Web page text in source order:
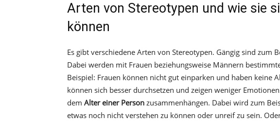
Arten von Stereotypen und wie sie
können
Es gibt verschiedene Arten von Stereotypen. Gängig sind zum
Dabei werden mit Frauen beziehungsweise Männern
Beispiel: Frauen können nicht gut einparken und haben keine
können sich besser durchsetzen und zeigen weniger
dem Alter einer Person zusammenhängen. Dabei wird zum
etwas noch nicht verstehen zu können oder unreif zu sein.